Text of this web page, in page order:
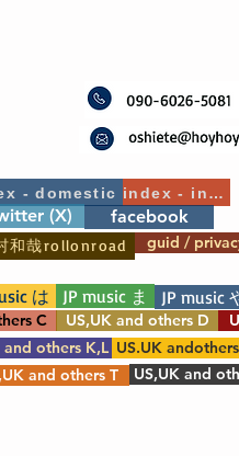
- domestic index - int'l
guid /
(X)
和哉rollonroad
facebook
は JP music ま JP music
C US,UK and others D
and others K,L
and others T
US,UK and
US.UK